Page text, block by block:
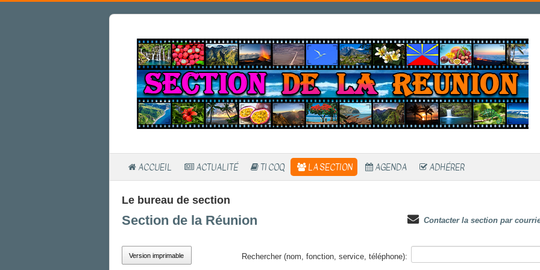
ACCUEIL ACTUALITÉ TI COQ LA SECTION AGENDA ADHÉRER
Le bureau de section
Section de la Réunion Contacter la section par
Version imprimable Rechercher (nom, fonction, service, téléphone):